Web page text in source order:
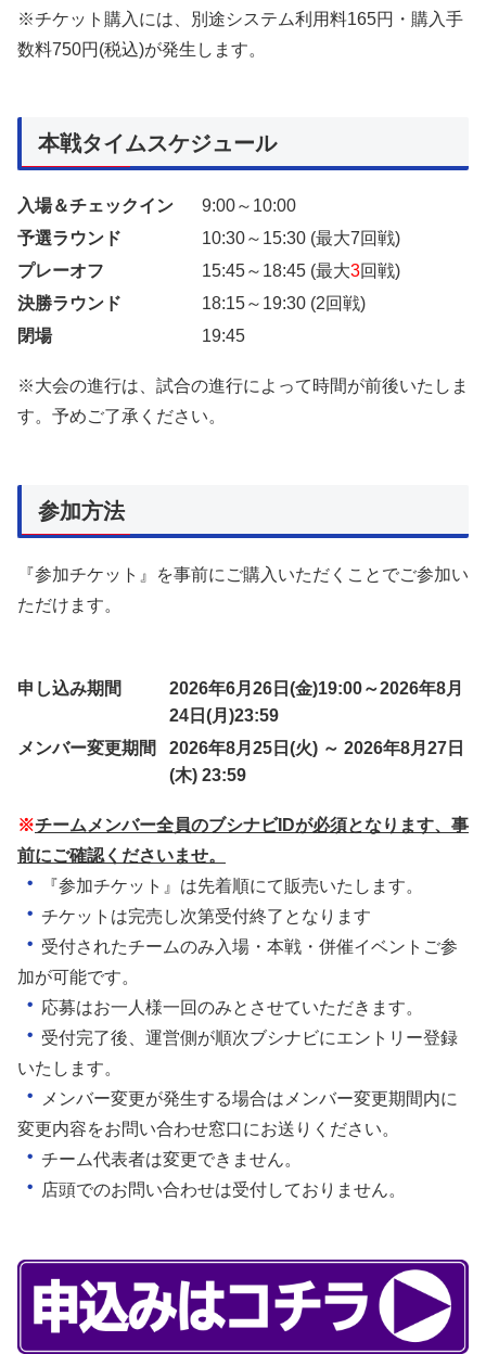
※チケット購入には、別途システム利用料165円・購入手
数料750円(税込)が発生します。
本戦タイムスケジュール
入場＆チェックイン
9:00～10:00
予選ラウンド
10:30～15:30 (最大7回戦)
プレーオフ
15:45～18:45 (最大3回戦)
決勝ラウンド
18:15～19:30 (2回戦)
閉場
19:45
※大会の進行は、試合の進行によって時間が前後いたしま
す。予めご了承ください。
参加方法
『参加チケット』を事前にご購入いただくことでご参加い
ただけます。
申し込み期間
2026年6月26日(金)19:00～2026年8月
24日(月)23:59
メンバー変更期間
2026年8月25日(火) ～ 2026年8月27日
(木) 23:59
※チームメンバー全員のブシナビIDが必須となります、事
前にご確認くださいませ。
・ 『参加チケット』は先着順にて販売いたします。
・ チケットは完売し次第受付終了となります
・ 受付されたチームのみ入場・本戦・併催イベントご参
加が可能です。
・ 応募はお一人様一回のみとさせていただきます。
・ 受付完了後、運営側が順次ブシナビにエントリー登録
いたします。
・
メンバー変更が発生する場合はメンバー変更期間内に
変更内容をお問い合わせ窓口にお送りください。
・ チーム代表者は変更できません。
・ 店頭でのお問い合わせは受付しておりません。